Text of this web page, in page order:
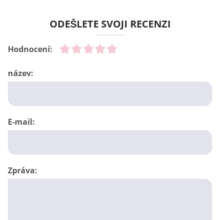
ODEŠLETE SVOJI RECENZI
Hodnocení:
název:
E-mail:
Zpráva: